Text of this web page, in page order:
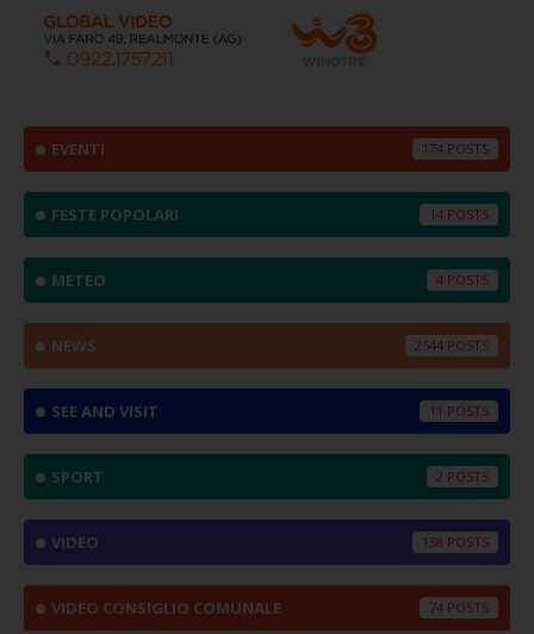
EVENTI 174
FESTE POPOLARI 14
METEO 4
NEWS 2544
SEE AND VISIT 11
SPORT 2
VIDEO 138
VIDEO CONSIGLIO COMUNALE 74